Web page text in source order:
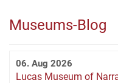
Museums-Blog
06. Aug 2026
Lucas Museum of